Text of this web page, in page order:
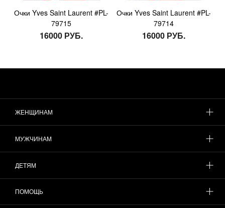
Очки Yves Saint Laurent #PL-
79715
16000 РУБ.
Очки Yves Saint Laurent #PL-
79714
16000 РУБ.
ЖЕНЩИНАМ
МУЖЧИНАМ
ДЕТЯМ
ПОМОЩЬ